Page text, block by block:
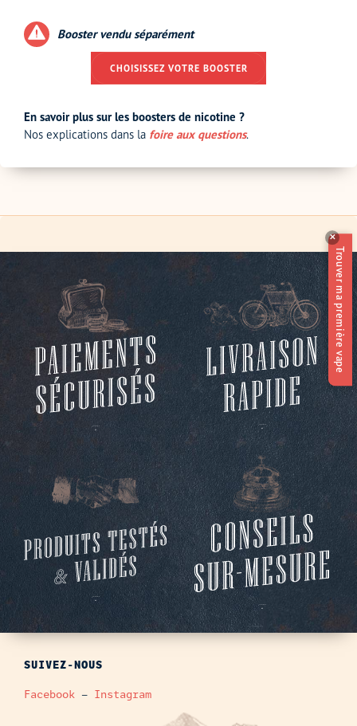
Booster vendu séparément
CHOISISSEZ VOTRE BOOSTER
En savoir plus sur les boosters de nicotine ?
Nos explications dans la foire aux questions.
SUIVEZ-NOUS
Facebook – Instagram
✕
Trouver ma première vape